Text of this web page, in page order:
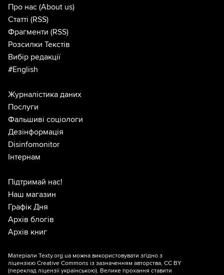
Про нас (About us)
Статті (RSS)
Фрагменти (RSS)
Розсилки Текстів
Вибір редакції
#English
Журналістика даних
Послуги
Фальшиві соціологи
Дезінформація
Disinfomonitor
Інтернам
Підтримай нас!
Наш магазин
Графік Дня
Архів блогів
Архів книг
Матеріали Texty.org.ua можна використовувати згідно з
ліцензією Creative Commons із зазначенням авторства, CC BY
(переклад ліцензії українською). Велике прохання ставити